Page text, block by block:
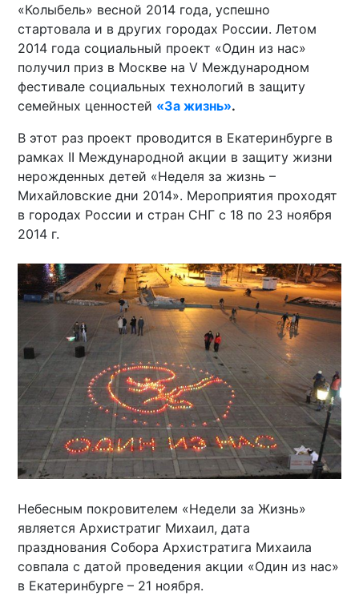
«Колыбель» весной 2014 года, успешно
стартовала и в других городах России. Летом
2014 года социальный проект «Один из нас»
получил приз в Москве на V Международном
фестивале социальных технологий в защиту
семейных ценностей «За жизнь».
В этот раз проект проводится в Екатеринбурге в
рамках II Международной акции в защиту жизни
нерожденных детей «Неделя за жизнь –
Михайловские дни 2014». Мероприятия проходят
в городах России и стран СНГ с 18 по 23 ноября
2014 г.
Небесным покровителем «Недели за Жизнь»
является Архистратиг Михаил, дата
празднования Собора Архистратига Михаила
совпала с датой проведения акции «Один из нас»
в Екатеринбурге – 21 ноября.